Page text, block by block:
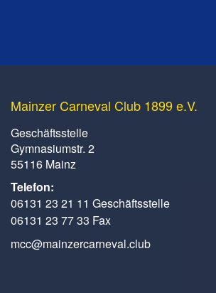
Mainzer Carneval Club 1899 e.V.
Geschäftsstelle
Gymnasiumstr. 2
55116 Mainz
Telefon:
06131 23 21 11 Geschäftsstelle
06131 23 77 33 Fax
mcc@mainzercarneval.club